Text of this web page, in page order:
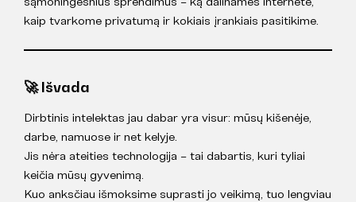
kaip tvarkome privatumą ir kokiais įrankiais pasitikime.
🚀 Išvada
Dirbtinis intelektas jau dabar yra visur: mūsų kišenėje,
darbe, namuose ir net kelyje.
Jis nėra ateities technologija – tai dabartis, kuri tyliai
keičia mūsų gyvenimą.
Kuo anksčiau išmoksime suprasti jo veikimą, tuo lengviau